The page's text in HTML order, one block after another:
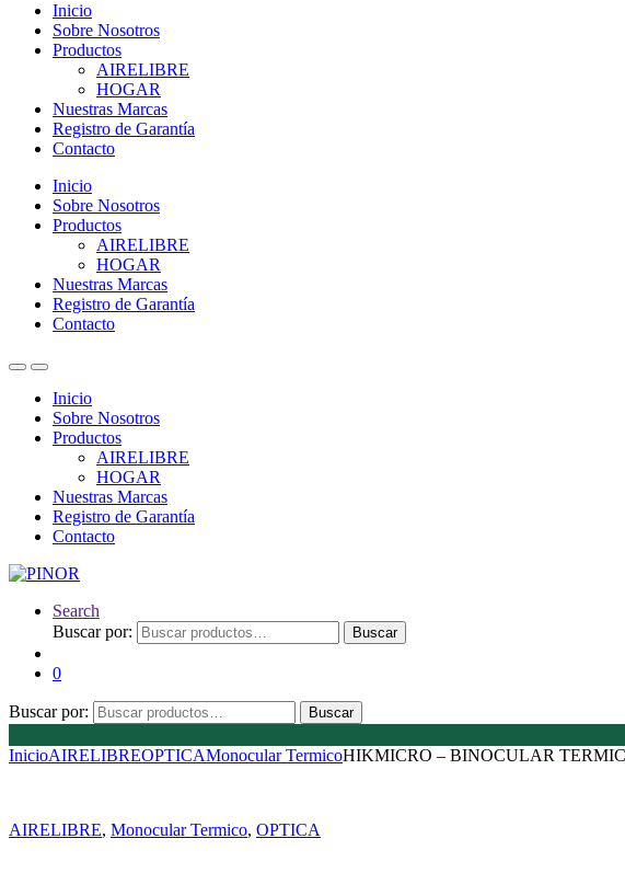
Inicio
Sobre Nosotros
Productos
AIRELIBRE
HOGAR
Nuestras Marcas
Registro de Garantía
Contacto
Inicio
Sobre Nosotros
Productos
AIRELIBRE
HOGAR
Nuestras Marcas
Registro de Garantía
Contacto
Inicio
Sobre Nosotros
Productos
AIRELIBRE
HOGAR
Nuestras Marcas
Registro de Garantía
Contacto
Search
Buscar por:
Buscar
0
Buscar por: Buscar
InicioAIRELIBREOPTICAMonocular TermicoHIKMICRO – BINOCULAR
AIRELIBRE, Monocular Termico, OPTICA